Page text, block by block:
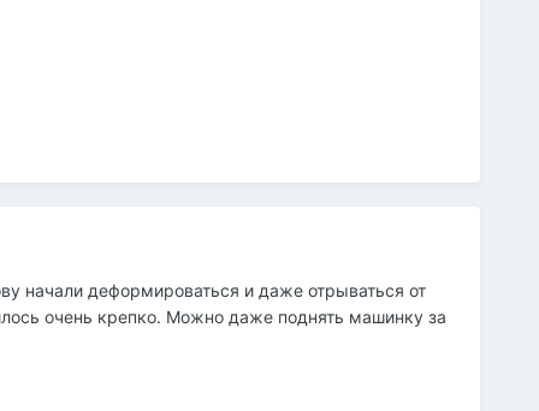
начали деформироваться и даже отрываться от
очень крепко. Можно даже поднять машинку за